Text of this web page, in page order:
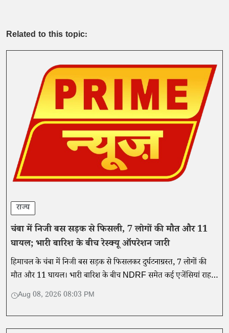
Related to this topic:
राज्य
चंबा में निजी बस सड़क से फिसली, 7 लोगों की मौत और 11
घायल; भारी बारिश के बीच रेस्क्यू ऑपरेशन जारी
हिमाचल के चंबा में निजी बस सड़क से फिसलकर दुर्घटनाग्रस्त, 7 लोगों की
मौत और 11 घायल। भारी बारिश के बीच NDRF समेत कई एजेंसियां राहत-
बचाव में जुटीं। पढ़ें पूरी रिपोर्ट।
Aug 08, 2026 08:03 PM